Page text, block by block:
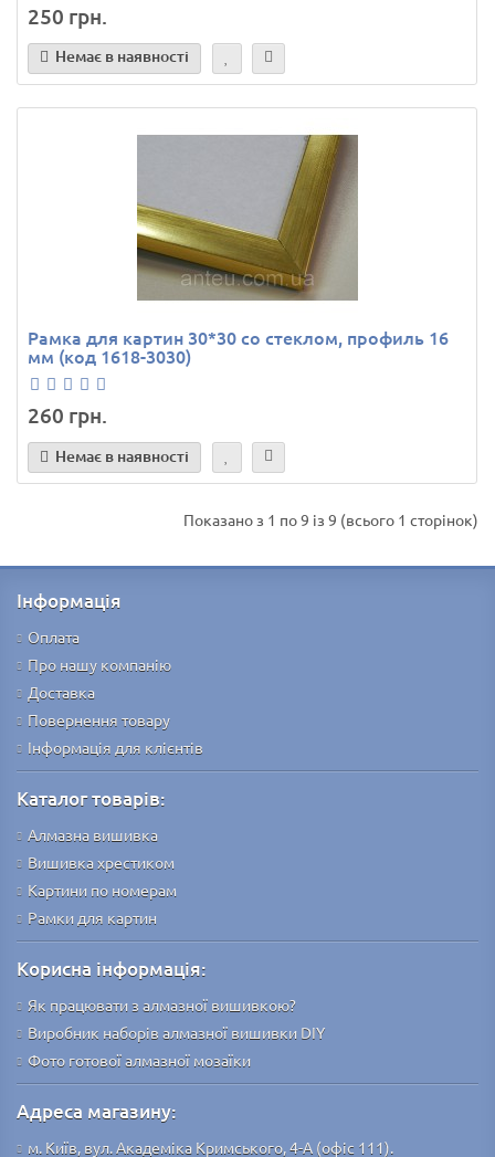
250 грн.
Немає в наявності
Рамка для картин 30*30 со стеклом, профиль 16
мм (код 1618-3030)
260 грн.
Немає в наявності
Показано з 1 по 9 із 9 (всього 1 сторінок)
Інформація
Оплата
Про нашу компанію
Доставка
Повернення товару
Інформація для клієнтів
Каталог товарів:
Алмазна вишивка
Вишивка хрестиком
Картини по номерам
Рамки для картин
Корисна інформація:
Як працювати з алмазної вишивкою?
Виробник наборів алмазної вишивки DIY
Фото готової алмазної мозаїки
Адреса магазину:
м. Київ, вул. Академіка Кримського, 4-А (офіс 111).